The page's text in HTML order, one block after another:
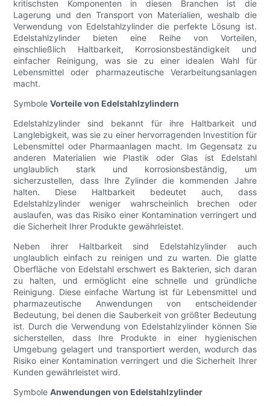
kritischsten Komponenten in diesen Branchen ist die
Lagerung und den Transport von Materialien, weshalb die
Verwendung von Edelstahlzylinder die perfekte Lösung ist.
Edelstahlzylinder bieten eine Reihe von Vorteilen,
einschließlich Haltbarkeit, Korrosionsbeständigkeit und
einfacher Reinigung, was sie zu einer idealen Wahl für
Lebensmittel oder pharmazeutische Verarbeitungsanlagen
macht.
SymboleVorteile von Edelstahlzylindern
Edelstahlzylinder sind bekannt für ihre Haltbarkeit und
Langlebigkeit, was sie zu einer hervorragenden Investition für
Lebensmittel oder Pharmaanlagen macht. Im Gegensatz zu
anderen Materialien wie Plastik oder Glas ist Edelstahl
unglaublich stark und korrosionsbeständig, um
sicherzustellen, dass Ihre Zylinder die kommenden Jahre
halten. Diese Haltbarkeit bedeutet auch, dass
Edelstahlzylinder weniger wahrscheinlich brechen oder
auslaufen, was das Risiko einer Kontamination verringert und
die Sicherheit Ihrer Produkte gewährleistet.
Neben ihrer Haltbarkeit sind Edelstahlzylinder auch
unglaublich einfach zu reinigen und zu warten. Die glatte
Oberfläche von Edelstahl erschwert es Bakterien, sich daran
zu halten, und ermöglicht eine schnelle und gründliche
Reinigung. Diese einfache Wartung ist für Lebensmittel und
pharmazeutische Anwendungen von entscheidender
Bedeutung, bei denen die Sauberkeit von größter Bedeutung
ist. Durch die Verwendung von Edelstahlzylinder können Sie
sicherstellen, dass Ihre Produkte in einer hygienischen
Umgebung gelagert und transportiert werden, wodurch das
Risiko einer Kontamination verringert und die Sicherheit Ihrer
Kunden gewährleistet wird.
SymboleAnwendungen von Edelstahlzylinder